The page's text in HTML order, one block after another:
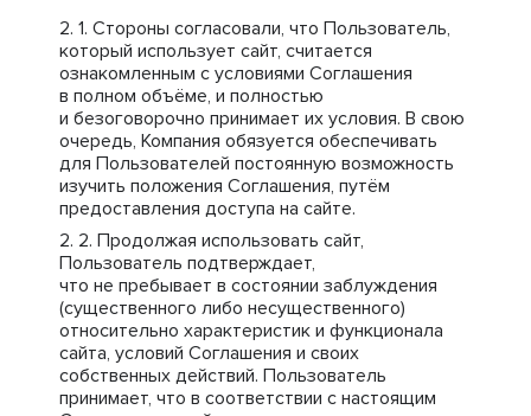
Стороны согласовали, что Пользователь,
который использует сайт, считается
ознакомленным с условиями Соглашения
в полном объёме, и полностью
и безоговорочно принимает их условия. В свою
очередь, Компания обязуется обеспечивать
для Пользователей постоянную возможность
изучить положения Соглашения, путём
предоставления доступа на сайте.
Продолжая использовать сайт,
Пользователь подтверждает,
что не пребывает в состоянии заблуждения
(существенного либо несущественного)
относительно характеристик и функционала
сайта, условий Соглашения и своих
собственных действий. Пользователь
принимает, что в соответствии с настоящим